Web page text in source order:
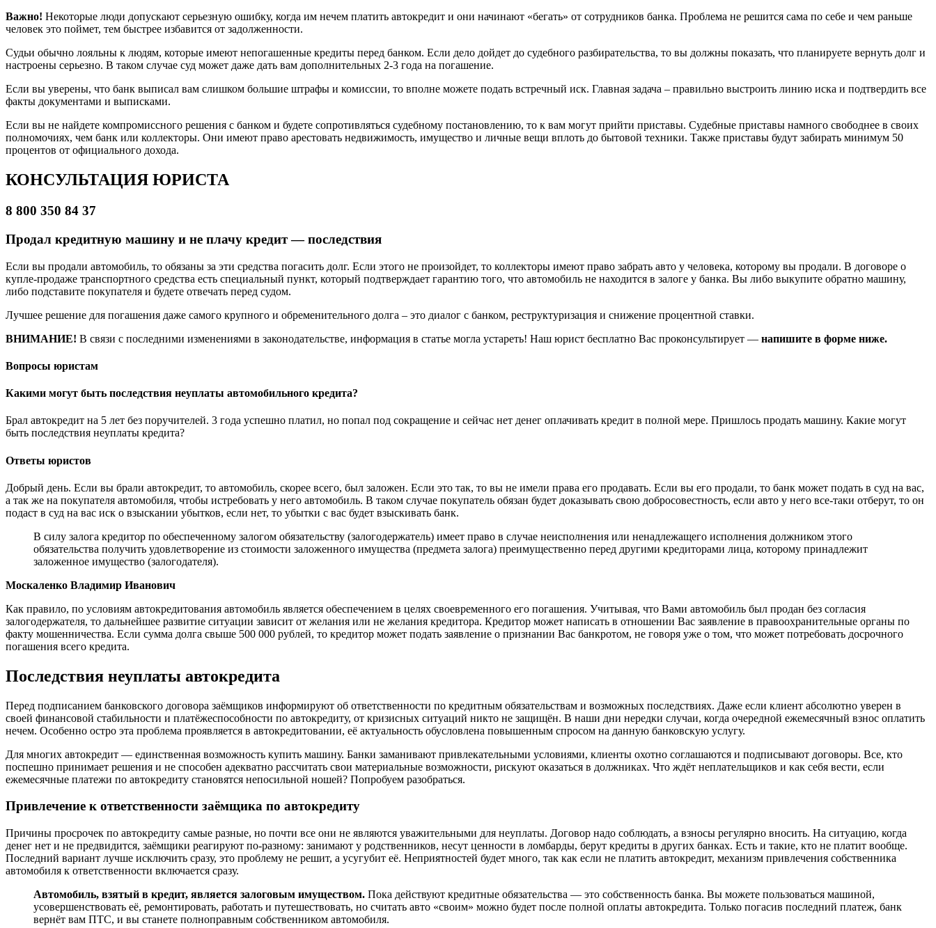
Важно! Некоторые люди допускают серьезную ошибку, когда им нечем платить автокредит и они начинают «бегать» от сотрудников банка. Проблема не решится сама по себе и чем раньше
человек это поймет, тем быстрее избавится от задолженности.
Судьи обычно лояльны к людям, которые имеют непогашенные кредиты перед банком. Если дело дойдет до судебного разбирательства, то вы должны показать, что планируете вернуть долг и
настроены серьезно. В таком случае суд может даже дать вам дополнительных 2-3 года на погашение.
Если вы уверены, что банк выписал вам слишком большие штрафы и комиссии, то вполне можете подать встречный иск. Главная задача – правильно выстроить линию иска и подтвердить все
факты документами и выписками.
Если вы не найдете компромиссного решения с банком и будете сопротивляться судебному постановлению, то к вам могут прийти приставы. Судебные приставы намного свободнее в своих
полномочиях, чем банк или коллекторы. Они имеют право арестовать недвижимость, имущество и личные вещи вплоть до бытовой техники. Также приставы будут забирать минимум 50
процентов от официального дохода.
КОНСУЛЬТАЦИЯ ЮРИСТА
8 800 350 84 37
Продал кредитную машину и не плачу кредит — последствия
Если вы продали автомобиль, то обязаны за эти средства погасить долг. Если этого не произойдет, то коллекторы имеют право забрать авто у человека, которому вы продали. В договоре о
купле-продаже транспортного средства есть специальный пункт, который подтверждает гарантию того, что автомобиль не находится в залоге у банка. Вы либо выкупите обратно машину,
либо подставите покупателя и будете отвечать перед судом.
Лучшее решение для погашения даже самого крупного и обременительного долга – это диалог с банком, реструктуризация и снижение процентной ставки.
ВНИМАНИЕ! В связи с последними изменениями в законодательстве, информация в статье могла устареть! Наш юрист бесплатно Вас проконсультирует — напишите в форме ниже.
Вопросы юристам
Какими могут быть последствия неуплаты автомобильного кредита?
Брал автокредит на 5 лет без поручителей. 3 года успешно платил, но попал под сокращение и сейчас нет денег оплачивать кредит в полной мере. Пришлось продать машину. Какие могут
быть последствия неуплаты кредита?
Ответы юристов
Добрый день. Если вы брали автокредит, то автомобиль, скорее всего, был заложен. Если это так, то вы не имели права его продавать. Если вы его продали, то банк может подать в суд на вас,
а так же на покупателя автомобиля, чтобы истребовать у него автомобиль. В таком случае покупатель обязан будет доказывать свою добросовестность, если авто у него все-таки отберут, то он
подаст в суд на вас иск о взыскании убытков, если нет, то убытки с вас будет взыскивать банк.
В силу залога кредитор по обеспеченному залогом обязательству (залогодержатель) имеет право в случае неисполнения или ненадлежащего исполнения должником этого
обязательства получить удовлетворение из стоимости заложенного имущества (предмета залога) преимущественно перед другими кредиторами лица, которому принадлежит
заложенное имущество (залогодателя).
Москаленко Владимир Иванович
Как правило, по условиям автокредитования автомобиль является обеспечением в целях своевременного его погашения. Учитывая, что Вами автомобиль был продан без согласия
залогодержателя, то дальнейшее развитие ситуации зависит от желания или не желания кредитора. Кредитор может написать в отношении Вас заявление в правоохранительные органы по
факту мошенничества. Если сумма долга свыше 500 000 рублей, то кредитор может подать заявление о признании Вас банкротом, не говоря уже о том, что может потребовать досрочного
погашения всего кредита.
Последствия неуплаты автокредита
Перед подписанием банковского договора заёмщиков информируют об ответственности по кредитным обязательствам и возможных последствиях. Даже если клиент абсолютно уверен в
своей финансовой стабильности и платёжеспособности по автокредиту, от кризисных ситуаций никто не защищён. В наши дни нередки случаи, когда очередной ежемесячный взнос оплатить
нечем. Особенно остро эта проблема проявляется в автокредитовании, её актуальность обусловлена повышенным спросом на данную банковскую услугу.
Для многих автокредит — единственная возможность купить машину. Банки заманивают привлекательными условиями, клиенты охотно соглашаются и подписывают договоры. Все, кто
поспешно принимает решения и не способен адекватно рассчитать свои материальные возможности, рискуют оказаться в должниках. Что ждёт неплательщиков и как себя вести, если
ежемесячные платежи по автокредиту становятся непосильной ношей? Попробуем разобраться.
Привлечение к ответственности заёмщика по автокредиту
Причины просрочек по автокредиту самые разные, но почти все они не являются уважительными для неуплаты. Договор надо соблюдать, а взносы регулярно вносить. На ситуацию, когда
денег нет и не предвидится, заёмщики реагируют по-разному: занимают у родственников, несут ценности в ломбарды, берут кредиты в других банках. Есть и такие, кто не платит вообще.
Последний вариант лучше исключить сразу, это проблему не решит, а усугубит её. Неприятностей будет много, так как если не платить автокредит, механизм привлечения собственника
автомобиля к ответственности включается сразу.
Автомобиль, взятый в кредит, является залоговым имуществом. Пока действуют кредитные обязательства — это собственность банка. Вы можете пользоваться машиной,
усовершенствовать её, ремонтировать, работать и путешествовать, но считать авто «своим» можно будет после полной оплаты автокредита. Только погасив последний платеж, банк
вернёт вам ПТС, и вы станете полноправным собственником автомобиля.